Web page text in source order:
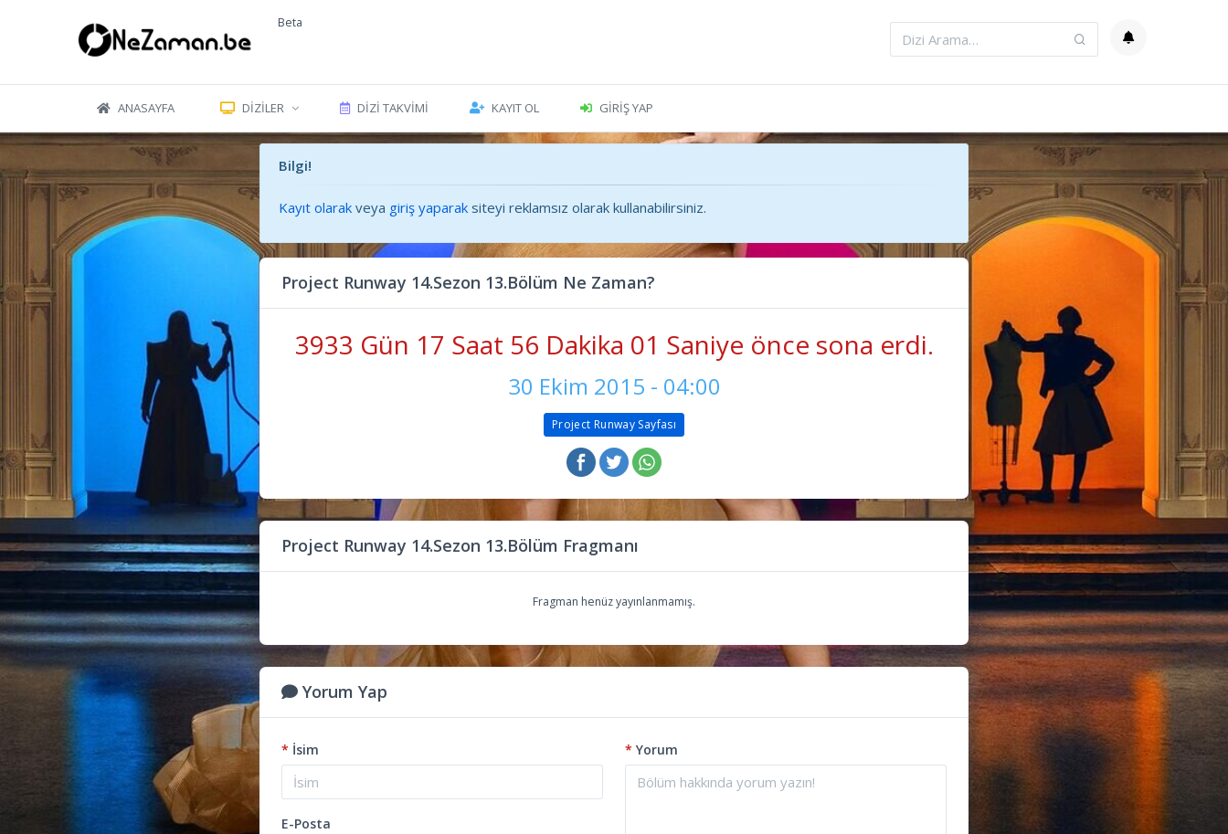
Beta
ANASAYFA DIZILER DIZI TAKVIMI KAYIT OL GIRIŞ YAP
Bilgi!
Kayıt olarak veya giriş yaparak siteyi reklamsız olarak kullanabilirsiniz.
Project Runway 14.Sezon 13.Bölüm Ne Zaman?
3933 Gün 17 Saat 56 Dakika 03 Saniye önce sona erdi.
30 Ekim 2015 - 04:00
Project Runway Sayfası
Project Runway 14.Sezon 13.Bölüm Fragmanı
Fragman henüz yayınlanmamış.
Yorum Yap
* İsim
E-Posta
* Yorum